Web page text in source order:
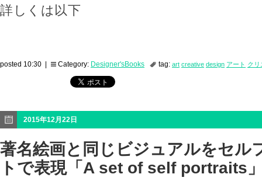
詳しくは以下
posted 10:30 | Category: Designer'sBooks tag: art creative design アート クリ
2015年12月22日
著名絵画と同じビジュアルをセル
トで表現「A set of self portraits